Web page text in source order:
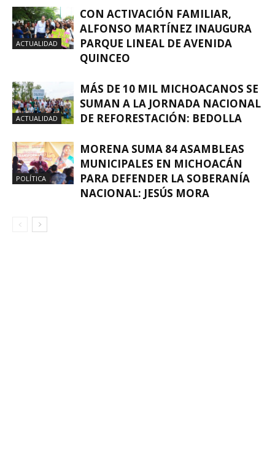
ACTUALIDAD
CON ACTIVACIÓN FAMILIAR,
ALFONSO MARTÍNEZ INAUGURA
PARQUE LINEAL DE AVENIDA
QUINCEO
ACTUALIDAD
MÁS DE 10 MIL MICHOACANOS SE
SUMAN A LA JORNADA NACIONAL
DE REFORESTACIÓN: BEDOLLA
POLÍTICA
MORENA SUMA 84 ASAMBLEAS
MUNICIPALES EN MICHOACÁN
PARA DEFENDER LA SOBERANÍA
NACIONAL: JESÚS MORA